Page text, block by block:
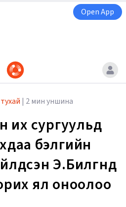
Open App
| 2 мин уншина
их сургуульд
бэлгийн
Э.Билгүүнд
ял оноолоо